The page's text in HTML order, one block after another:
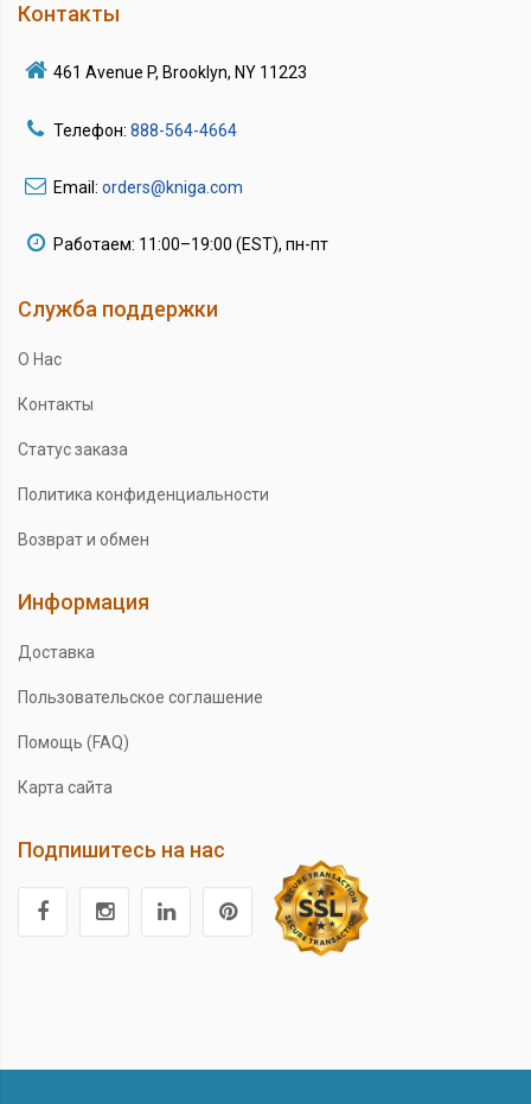
Контакты
461 Avenue P, Brooklyn, NY 11223
Телефон: 888-564-4664
Email: orders@kniga.com
Работаем: 11:00–19:00 (EST), пн-пт
Служба поддержки
О Нас
Контакты
Статус заказа
Политика конфиденциальности
Возврат и обмен
Информация
Доставка
Пользовательское соглашение
Помощь (FAQ)
Карта сайта
Подпишитесь на нас